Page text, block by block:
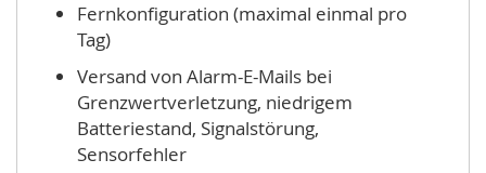
Fernkonfiguration (maximal einmal pro
Tag)
Versand von Alarm-E-Mails bei
Grenzwertverletzung, niedrigem
Batteriestand, Signalstörung,
Sensorfehler